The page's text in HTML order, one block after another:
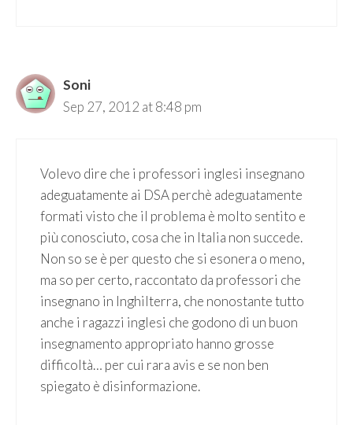
Soni
Sep 27, 2012 at 8:48 pm
Volevo dire che i professori inglesi insegnano
adeguatamente ai DSA perchè adeguatamente
formati visto che il problema è molto sentito e
più conosciuto, cosa che in Italia non succede.
Non so se è per questo che si esonera o meno,
ma so per certo, raccontato da professori che
insegnano in Inghilterra, che nonostante tutto
anche i ragazzi inglesi che godono di un buon
insegnamento appropriato hanno grosse
difficoltà… per cui rara avis e se non ben
spiegato è disinformazione.